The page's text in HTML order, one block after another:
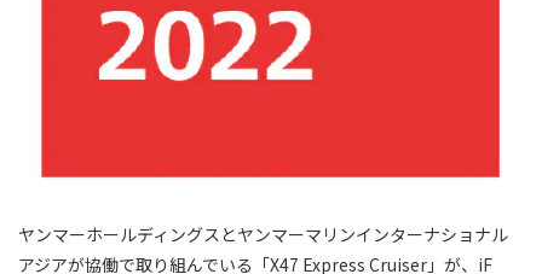
ヤンマーホールディングスとヤンマーマリンインターナショナル
アジアが協働で取り組んでいる「X47 Express Cruiser」が、iF